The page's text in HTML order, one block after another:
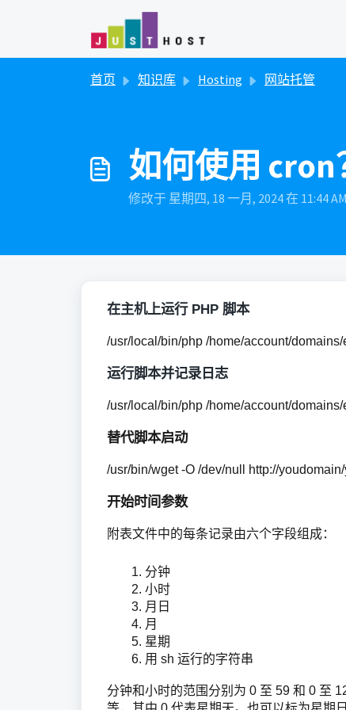
首页 知识库 Hosting 网站托管
如何使用 cron
修改于 星期四, 18 一月, 2024 在 11:44 AM
在主机上运行 PHP 脚本
/usr/local/bin/php /home/account/
运行脚本并记录日志
/usr/local/bin/php /home/account/
替代脚本启动
/usr/bin/wget -O /dev/null http://
开始时间参数
附表文件中的每条记录由六个字段组成：
分钟
小时
月日
月
星期
用 sh 运行的字符串
分钟和小时的范围分别为 0 至 59 和 0 至